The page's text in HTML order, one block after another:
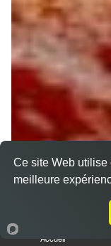
Accueil
Ce site Web utilise
meilleure